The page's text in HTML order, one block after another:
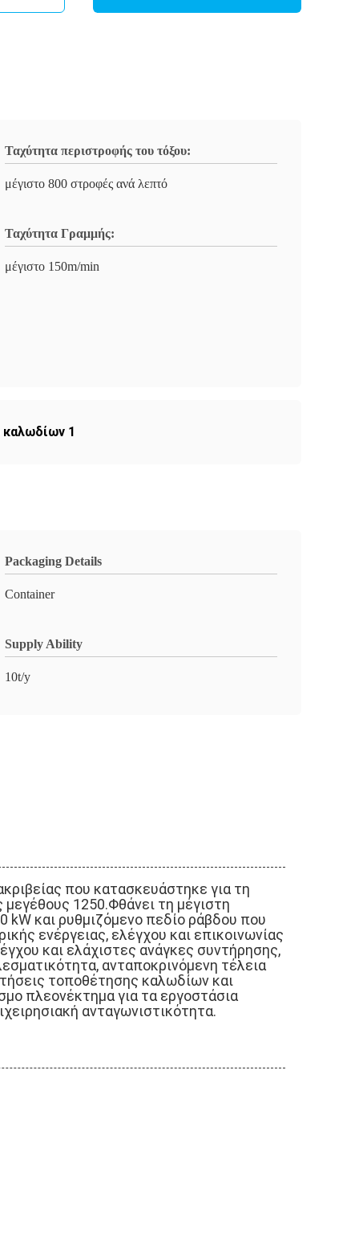
Ταχύτητα περιστροφής του τόξου:
μέγιστο 800 στροφές ανά λεπτό
Ταχύτητα Γραμμής:
μέγιστο 150m/min
καλωδίων 1
Packaging Details
Container
Supply Ability
10t/y
που κατασκευάστηκε για τη
1250.Φθάνει τη μέγιστη
και ρυθμιζόμενο πεδίο ράβδου που
ενέργειας, ελέγχου και επικοινωνίας
και ελάχιστες ανάγκες συντήρησης,
ανταποκρινόμενη τέλεια
τοποθέτησης καλωδίων και
πλεονέκτημα για τα εργοστάσια
ανταγωνιστικότητα.